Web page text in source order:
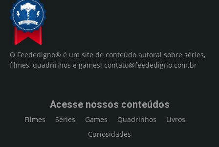
O Feededigno® é um site de conteúdo autoral sobre séries,
filmes, quadrinhos e games! contato@feededigno.com.br
Acesse nossos conteúdos
Filmes Séries Games Quadrinhos
Livros
Curiosidades